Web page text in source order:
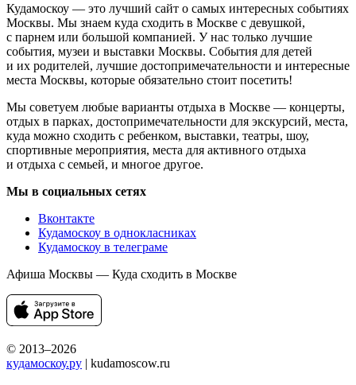
Кудамоскоу — это лучший сайт о самых интересных событиях
Москвы. Мы знаем куда сходить в Москве с девушкой,
с парнем или большой компанией. У нас только лучшие
события, музеи и выставки Москвы. События для детей
и их родителей, лучшие достопримечательности и интересные
места Москвы, которые обязательно стоит посетить!
Мы советуем любые варианты отдыха в Москве — концерты,
отдых в парках, достопримечательности для экскурсий, места,
куда можно сходить с ребенком, выставки, театры, шоу,
спортивные мероприятия, места для активного отдыха
и отдыха с семьей, и многое другое.
Мы в социальных сетях
Вконтакте
Кудамоскоу в однокласниках
Кудамоскоу в телеграме
Афиша Москвы — Куда сходить в Москве
© 2013–2026
кудамоскоу.ру | kudamoscow.ru